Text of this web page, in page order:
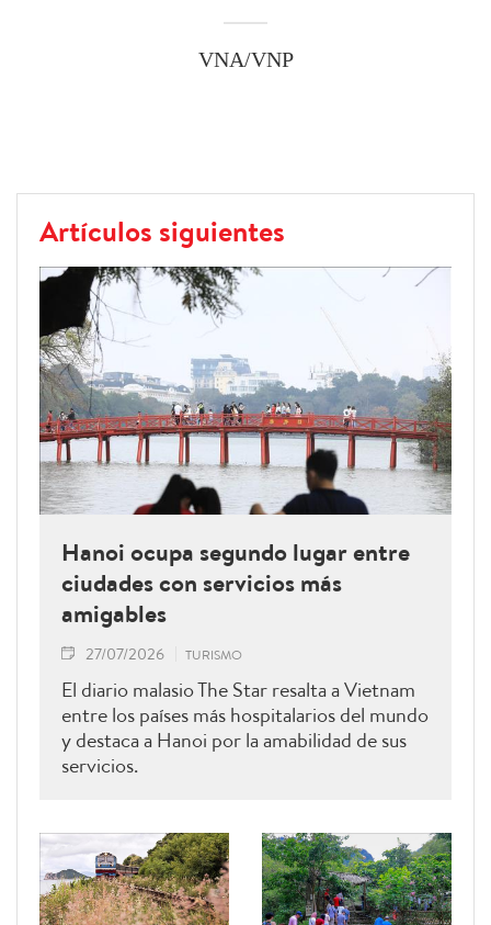
VNA/VNP
Artículos siguientes
Hanoi ocupa segundo lugar entre
ciudades con servicios más
amigables
27/07/2026 TURISMO
El diario malasio The Star resalta a Vietnam
entre los países más hospitalarios del mundo
y destaca a Hanoi por la amabilidad de sus
servicios.